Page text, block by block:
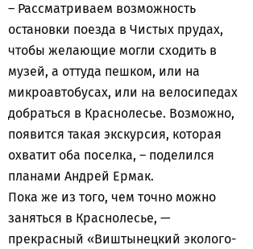
– Рассматриваем возможность
остановки поезда в Чистых прудах,
чтобы желающие могли сходить в
музей, а оттуда пешком, или на
микроавтобусах, или на велосипедах
добраться в Краснолесье. Возможно,
появится такая экскурсия, которая
охватит оба поселка, – поделился
планами Андрей Ермак.
Пока же из того, чем точно можно
заняться в Краснолесье, —
прекрасный «Виштынецкий эколого-